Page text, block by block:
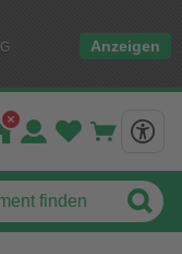
Anzeigen